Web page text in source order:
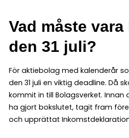
Vad måste
den 31 juli?
För aktiebolag med kalenderår
den 31 juli en viktig deadline. Då
kommit in till Bolagsverket. Innan
ha gjort bokslutet, tagit fram
och upprättat